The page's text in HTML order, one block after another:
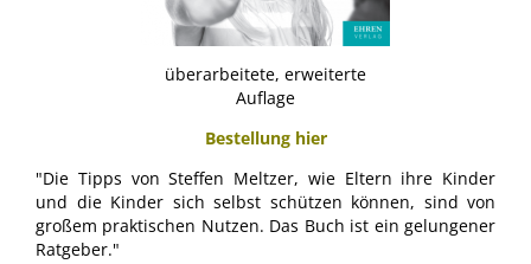
überarbeitete, erweiterte
Auflage
Bestellung hier
"Die Tipps von Steffen Meltzer, wie Eltern ihre Kinder
und die Kinder sich selbst schützen können, sind von
großem praktischen Nutzen. Das Buch ist ein gelungener
Ratgeber."